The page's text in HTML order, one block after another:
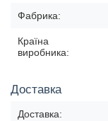
Фабрика:
Країна
виробника:
Доставка
Доставка: